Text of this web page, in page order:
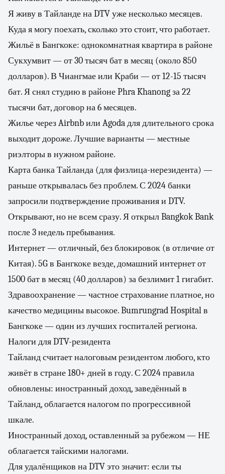
Я живу в Тайланде на DTV уже несколько месяцев.
Куда я могу поехать, сколько это стоит, что работает.
Жильё в Бангкоке: однокомнатная квартира в районе
Сукхумвит — от 30 тысяч бат в месяц (около 850
долларов). В Чиангмае или Краби — от 12-15 тысяч
бат. Я снял студию в районе Phra Khanong за 22
тысячи бат, договор на 6 месяцев.
Жилье через Airbnb или Agoda для длительного срока
выходит дороже. Лучшие варианты — местные
риэлторы в нужном районе.
Карта банка Тайланда (для физлица-нерезидента) —
раньше открывалась без проблем. С 2024 банки
запросили подтверждение проживания и DTV.
Открывают, но не всем сразу. Я открыл Bangkok Bank
после 3 недель пребывания.
Интернет — отличный, без блокировок (в отличие от
Китая). 5G в Бангкоке везде, домашний интернет от
1500 бат в месяц (40 долларов) за безлимит 1 гигабит.
Здравоохранение — частное страхование платное, но
качество медицины высокое. Bumrungrad Hospital в
Бангкоке — один из лучших госпиталей региона.
Налоги для DTV-резидента
Тайланд считает налоговым резидентом любого, кто
живёт в стране 180+ дней в году. С 2024 правила
обновлены: иностранный доход, заведённый в
Тайланд, облагается налогом по прогрессивной
шкале.
Иностранный доход, оставленный за рубежом — НЕ
облагается тайскими налогами.
Для удалёнщиков на DTV это значит: если ты